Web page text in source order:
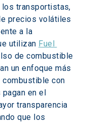
transportistas,
precios volátiles
a la
utilizan Fuel
de combustible
un enfoque más
con
en el
transparencia
que los